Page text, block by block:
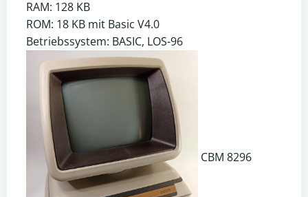
RAM: 128 KB
ROM: 18 KB mit Basic V4.0
Betriebssystem: BASIC, LOS-96
CBM 8296